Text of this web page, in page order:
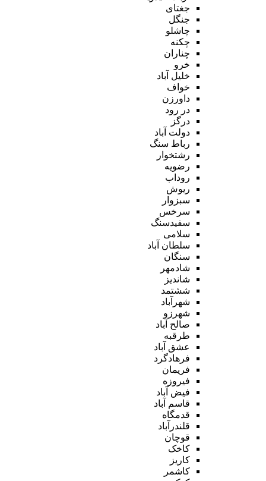
جغتای
جنگل
چاشلو
چکنه
چناران
خرو
خلیل آباد
خواف
داورزن
در رود
درگز
دولت آباد
رباط سنگ
رشتخوار
رضویه
روداب
ریوش
سبزوار
سرخس
سفیدسنگ
سلامی
سلطان آباد
سنگان
شادمهر
شاندیز
ششتمد
شهرآباد
شهرزو
صالح آباد
طرقبه
عشق آباد
فرهادگرد
فریمان
فیروزه
فیض آباد
قاسم آباد
قدمگاه
قلندرآباد
قوچان
کاخک
کاریز
کاشمر